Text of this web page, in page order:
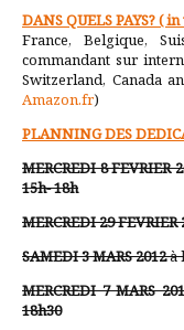
DANS QUELS PAYS? (
France, Belgique,
commandant sur
Switzerland, Canada
Amazon.fr)
PLANNING DES
MERCREDI 8 FEVRIER
15h- 18h
MERCREDI 29 FEVRIER
SAMEDI 3 MARS 2012à
MERCREDI 7 MARS
18h30